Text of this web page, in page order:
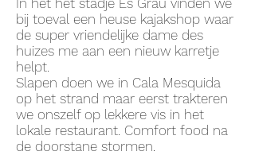
In het het stadje Es Grau vinden we
bij toeval een heuse kajakshop waar
de super vriendelijke dame des
huizes me aan een nieuw karretje
helpt.
Slapen doen we in Cala Mesquida
op het strand maar eerst trakteren
we onszelf op lekkere vis in het
lokale restaurant. Comfort food na
de doorstane stormen.